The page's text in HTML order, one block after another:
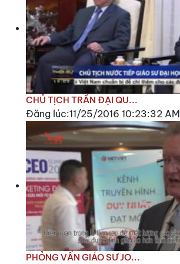
CHỦ TỊCH TRẦN ĐẠI QU...
Đăng lúc:11/25/2016 10:23:32 AM
PHỎNG VẤN GIÁO SƯ JO...